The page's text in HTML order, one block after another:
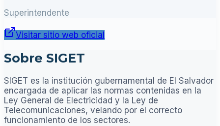
Superintendente
Visitar sitio web oficial
Sobre SIGET
SIGET es la institución gubernamental de El Salvador
encargada de aplicar las normas contenidas en la
Ley General de Electricidad y la Ley de
Telecomunicaciones, velando por el correcto
funcionamiento de los sectores.